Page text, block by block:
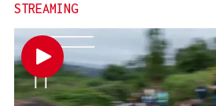
STREAMING